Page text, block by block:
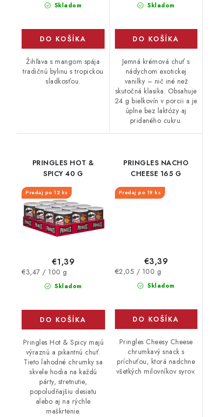
Skladom
DO KOŠÍKA
Žihľava s mangom spája
tradičnú bylinu s tropickou
sladkosťou.
Skladom
DO KOŠÍKA
Jemná krémová chuť s
nádychom exotickej
vanilky – nič iné než
skutočná klasika. Obsahuje
24 g bielkovín v porcii a je
úplne bez laktózy aj
pridaného cukru.
PRINGLES HOT &
SPICY 40 G
Predaj po 12 ks
Skladom
€1,39
Jednotková
€3,47 / 100 g
DO KOŠÍKA
Pringles Hot & Spicy majú
výraznú a pikantnú chuť.
Tieto lahodné chrumky sa
skvele hodia na každú
párty, stretnutie,
popoludňajšiu desiatu
alebo aj na rýchle
maškrtenie.
PRINGLES NACHO
CHEESE 165 G
Predaj po 19 ks
Skladom
€3,39
Jednotková
€2,05 / 100 g
DO KOŠÍKA
Pringles Cheesy Cheese
chrumkavý snack s
príchuťou, ktorá nadchne
všetkých milovníkov syrov.